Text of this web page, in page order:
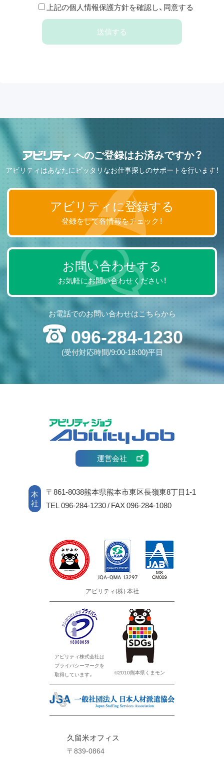
用させて頂きます。
但し、上記に挙げる目的以外で個人情報を利用させて
頂く必要が生じた場合は、その旨を明示し、本人の同意
を頂いた上で取得・利用致します。
(3)人の生命、健康、又は財産の保護の為に必要であっ
を委託する場合
４.個人情報の開示、および訂正・削除について
請求があった場合には、適切な本人確認の手続きを経
た上で開示致します。その際、ご本人とその代理人以
外の第三者からの請求については、合法的な要請があ
る場合を除いて、請求に応じません。訂正・削除につい
正・削除を行い結果をご報告致します。
＜個人情報に関する問い合わせ・開示・訂正・削除等の
アビリティ株式会社 総務部
熊本県熊本市東区長嶺東8丁目1-1
TEL: (096)284-1230／FAX(096)284-1080
Email: info@ability-net.jp
５.個人情報の委託について
当社は、第１項の利用目的の範囲内で個人情報を委託
７.個人情報の取得について
当社は、クッキー等の本人が容易に認識できない方法
による個人情報の取得は致しません。
制 定 日 平成17年7月1日
最新改定日 平成20年1月4日
代表取締役 小北正秀
個人情報苦情・相談窓口
E-mail：info@ability-net.jp
上記の個人情報保護方針を確認し、同意する
へのご登録はお済みですか？
アビリティはあなたにピッタリなお仕事探しのサポートを行います！
アビリティに登録する
登録をして各情報をチェック！
お問い合わせする
お気軽にお問い合わせください！
お電話でのお問い合わせはこちらから
096-284-1230
(受付対応時間/9:00-18:00)平日
運営会社
本
社
〒861-8038熊本県熊本市東区長嶺東8丁目1-1
TEL 096-284-1230 / FAX 096-284-1080
アビリティ(株) 本社
アビリティ株式会社は
プライバシーマークを
取得しています。
©2010熊本県くまモン
久留米オフィス
〒839-0864